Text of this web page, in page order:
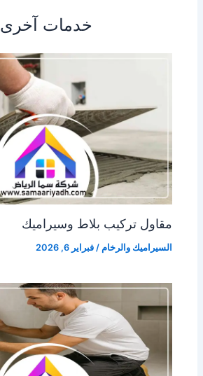
خدمات آخرى
مقاول تركيب بلاط وسيراميك
السيراميك والرخام /فبراير 6, 2026